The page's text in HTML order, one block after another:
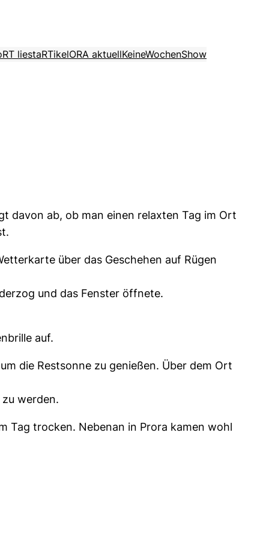
RT liestaRTikelORA aktuellKeineWochenShow
davon ab, ob man einen relaxten Tag im Ort
über das Geschehen auf Rügen
und das Fenster öffnete.
auf.
die Restsonne zu genießen. Über dem Ort
werden.
Tag trocken. Nebenan in Prora kamen wohl